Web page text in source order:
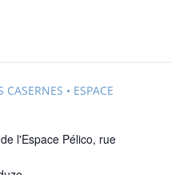
CASERNES • ESPACE
l'Espace Pélico, rue